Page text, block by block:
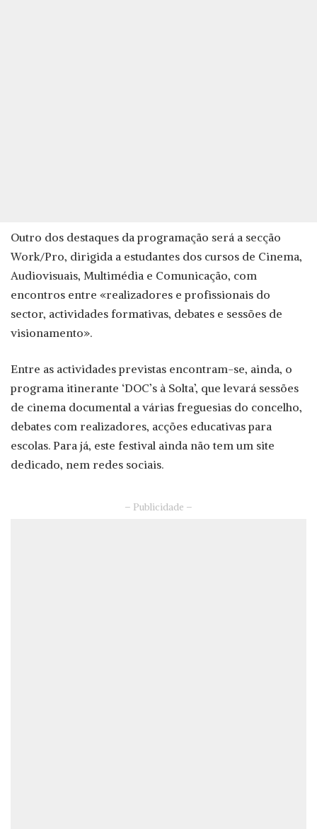
Outro dos destaques da programação será a secção
Work/Pro, dirigida a estudantes dos cursos de Cinema,
Audiovisuais, Multimédia e Comunicação, com
encontros entre «realizadores e profissionais do
sector, actividades formativas, debates e sessões de
visionamento».
Entre as actividades previstas encontram-se, ainda, o
programa itinerante ‘DOC’s à Solta’, que levará sessões
de cinema documental a várias freguesias do concelho,
debates com realizadores, acções educativas para
escolas. Para já, este festival ainda não tem um site
dedicado, nem redes sociais.
– Publicidade –